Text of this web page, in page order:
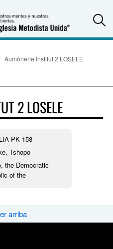
Aumônerie Institut 2 LOSELE
2 LOSELE
PK 158
Tshopo
the Democratic
of the
arriba